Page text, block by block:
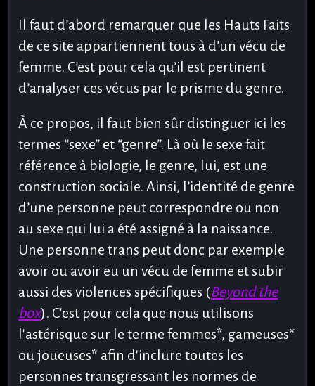
Il faut d’abord remarquer que les Hauts Faits
de ce site appartiennent tous à d’un vécu de
femme. C’est pour cela qu’il est pertinent
d’analyser ces vécus par le prisme du genre.
À ce propos, il faut bien sûr distinguer ici les
termes “sexe” et “genre”. Là où le sexe fait
référence à biologie, le genre, lui, est une
construction sociale. Ainsi, l’identité de genre
d’une personne peut correspondre ou non
au sexe qui lui a été assigné à la naissance.
Une personne trans peut donc par exemple
avoir ou avoir eu un vécu de femme et subir
aussi des violences spécifiques (Beyond the
box). C'est pour cela que nous utilisons
l'astérisque sur le terme femmes*, gameuses*
ou joueuses* afin d'inclure toutes les
personnes transgressant les normes de